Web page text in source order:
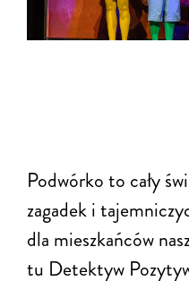
Podwórko to cały
zagadek i
dla mieszkańców
tu Detektyw